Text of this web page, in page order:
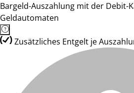
Bargeld-Auszahlung mit der Debit-
Geldautomaten
Zusätzliches Entgelt je